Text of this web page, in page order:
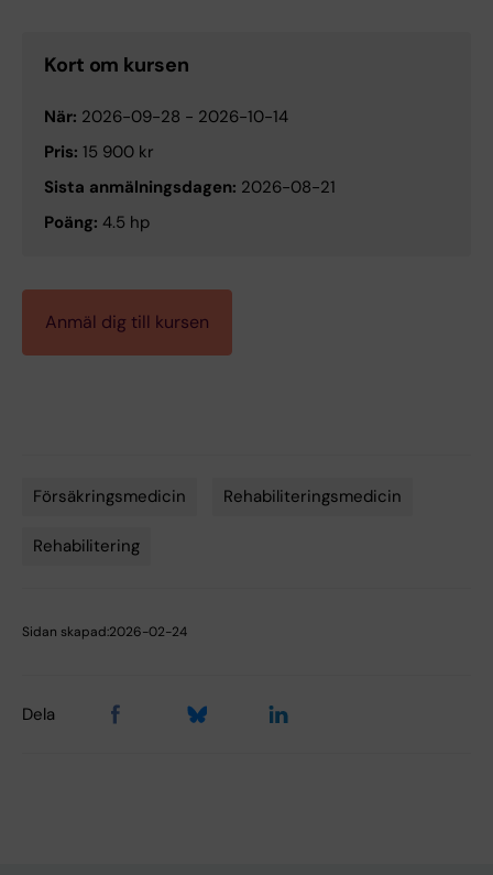
Kort om kursen
När: 2026-09-28 - 2026-10-14
Pris: 15 900 kr
Sista anmälningsdagen: 2026-08-21
Poäng: 4.5 hp
Anmäl dig till kursen
Försäkringsmedicin Rehabiliteringsmedicin
Rehabilitering
Sidan skapad:2026-02-24
Dela